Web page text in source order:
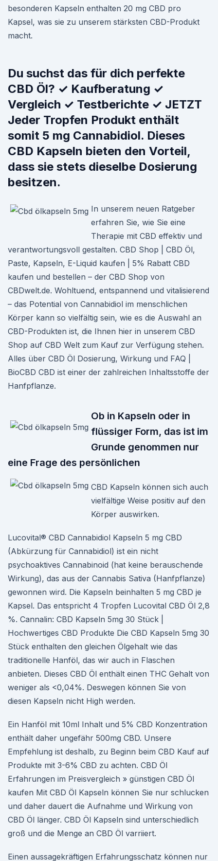
besonderen Kapseln enthalten 20 mg CBD pro
Kapsel, was sie zu unserem stärksten CBD-Produkt
macht.
Du suchst das für dich perfekte
CBD Öl? ✓ Kaufberatung ✓
Vergleich ✓ Testberichte ✓ JETZT
Jeder Tropfen Produkt enthält
somit 5 mg Cannabidiol. Dieses
CBD Kapseln bieten den Vorteil,
dass sie stets dieselbe Dosierung
besitzen.
In unserem neuen Ratgeber
erfahren Sie, wie Sie eine
Therapie mit CBD effektiv und
verantwortungsvoll gestalten. CBD Shop | CBD Öl,
Paste, Kapseln, E-Liquid kaufen | 5% Rabatt CBD
kaufen und bestellen – der CBD Shop von
CBDwelt.de. Wohltuend, entspannend und vitalisierend
– das Potential von Cannabidiol im menschlichen
Körper kann so vielfältig sein, wie es die Auswahl an
CBD-Produkten ist, die Ihnen hier in unserem CBD
Shop auf CBD Welt zum Kauf zur Verfügung stehen.
Alles über CBD Öl Dosierung, Wirkung und FAQ |
BioCBD CBD ist einer der zahlreichen Inhaltsstoffe der
Hanfpflanze.
Ob in Kapseln oder in
flüssiger Form, das ist im
Grunde genommen nur
eine Frage des persönlichen
CBD Kapseln können sich auch
vielfältige Weise positiv auf den
Körper auswirken.
Lucovital® CBD Cannabidiol Kapseln 5 mg CBD
(Abkürzung für Cannabidiol) ist ein nicht
psychoaktives Cannabinoid (hat keine berauschende
Wirkung), das aus der Cannabis Sativa (Hanfpflanze)
gewonnen wird. Die Kapseln beinhalten 5 mg CBD je
Kapsel. Das entspricht 4 Tropfen Lucovital CBD Öl 2,8
%. Cannalin: CBD Kapseln 5mg 30 Stück |
Hochwertiges CBD Produkte Die CBD Kapseln 5mg 30
Stück enthalten den gleichen Ölgehalt wie das
traditionelle Hanföl, das wir auch in Flaschen
anbieten. Dieses CBD Öl enthält einen THC Gehalt von
weniger als <0,04%. Deswegen können Sie von
diesen Kapseln nicht High werden.
Ein Hanföl mit 10ml Inhalt und 5% CBD Konzentration
enthält daher ungefähr 500mg CBD. Unsere
Empfehlung ist deshalb, zu Beginn beim CBD Kauf auf
Produkte mit 3-6% CBD zu achten. CBD Öl
Erfahrungen im Preisvergleich » günstigen CBD Öl
kaufen Mit CBD Öl Kapseln können Sie nur schlucken
und daher dauert die Aufnahme und Wirkung von
CBD Öl länger. CBD Öl Kapseln sind unterschiedlich
groß und die Menge an CBD Öl varriiert.
Einen aussagekräftigen Erfahrungsschatz können nur